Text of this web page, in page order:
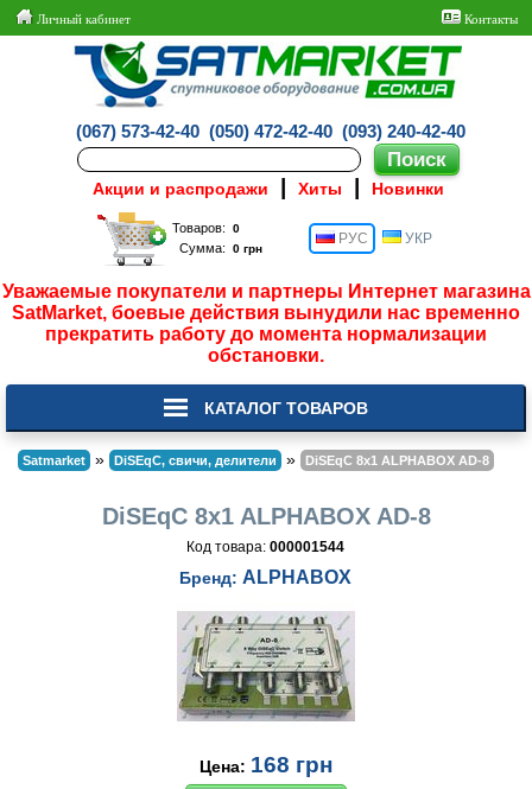
Личный кабинет Контакты
(067) 573-42-40 (050) 472-42-40 (093) 240-42-40
Акции и распродажи Хиты Новинки
Товаров:
Сумма:
РУС УКР
Уважаемые покупатели и партнеры Интернет магазина
SatMarket, боевые действия вынудили нас временно
прекратить работу до момента нормализации
обстановки.
КАТАЛОГ ТОВАРОВ
Satmarket » DiSEqC, свичи, делители » DiSEqC 8x1 ALPHABOX AD-8
DiSEqC 8x1 ALPHABOX AD-8
Код товара:000001544
Бренд:ALPHABOX
Цена: 168 грн